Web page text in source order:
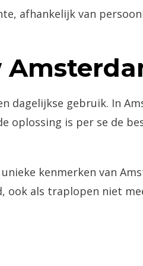
afhankelijk van
gebruik. In
is per se de
kenmerken van
als traplopen niet